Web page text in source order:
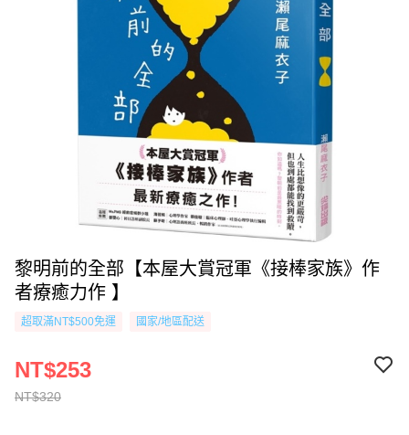
黎明前的全部【本屋大賞冠軍《接棒家族》作
者療癒力作 】
超取滿NT$500免運 國家/地區配送
NT$320
NT$253